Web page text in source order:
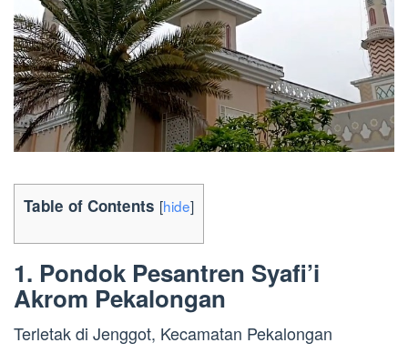
Table of Contents [hide]
1. Pondok Pesantren Syafi’i
Akrom Pekalongan
Terletak di Jenggot, Kecamatan Pekalongan